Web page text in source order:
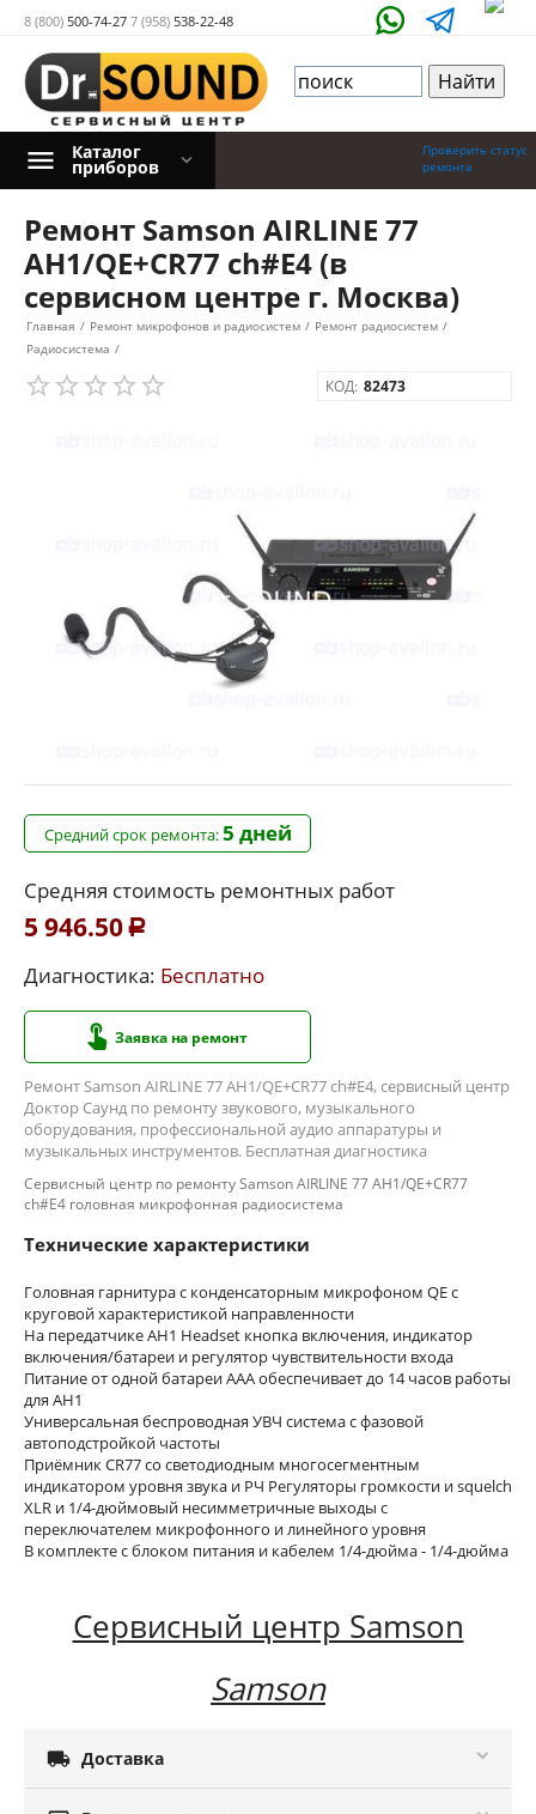
8 (800) 500-74-27 7 (958) 538-22-48
Проверить статус
ремонта
Каталог
приборов
Ремонт Samson AIRLINE 77
AH1/QE+CR77 ch#E4 (в
сервисном центре г. Москва)
Главная / Ремонт микрофонов и радиосистем / Ремонт радиосистем /
Радиосистема /
КОД: 82473
Средний срок ремонта:5 дней
Средняя стоимость ремонтных работ
5 946.50 Р
Диагностика: Бесплатно
Заявка на ремонт
Ремонт Samson AIRLINE 77 AH1/QE+CR77 ch#E4, сервисный центр
Доктор Саунд по ремонту звукового, музыкального
оборудования, профессиональной аудио аппаратуры и
музыкальных инструментов. Бесплатная диагностика
Сервисный центр по ремонту Samson AIRLINE 77 AH1/QE+CR77
ch#E4 головная микрофонная радиосистема
Технические характеристики
Головная гарнитура с конденсаторным микрофоном QE с
круговой характеристикой направленности
На передатчике AH1 Headset кнопка включения, индикатор
включения/батареи и регулятор чувствительности входа
Питание от одной батареи ААА обеспечивает до 14 часов работы
для AН1
Универсальная беспроводная УВЧ система с фазовой
автоподстройкой частоты
Приёмник CR77 со светодиодным многосегментным
индикатором уровня звука и РЧ Регуляторы громкости и squelch
XLR и 1/4-дюймовый несимметричные выходы с
переключателем микрофонного и линейного уровня
В комплекте с блоком питания и кабелем 1/4-дюйма - 1/4-дюйма
Сервисный центр Samson
Samson
 Доставка